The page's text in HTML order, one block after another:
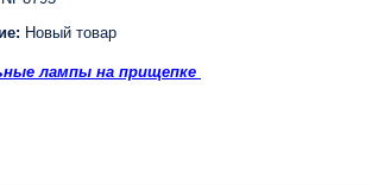
Новый товар
лампы на прищепке